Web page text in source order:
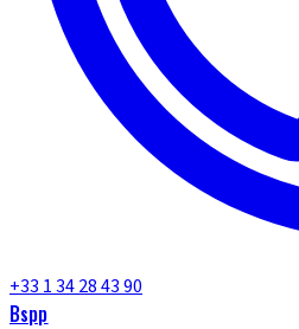
+33 1 34 28 43 90
Bspp